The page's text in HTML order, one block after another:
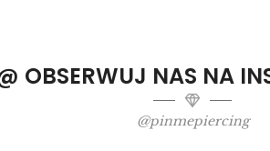
OBSERWUJ NAS NA
@pinmepiercing